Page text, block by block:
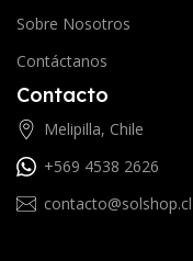
Sobre Nosotros
Contáctanos
Contacto
Melipilla, Chile
+569 4538 2626
contacto@solshop.cl